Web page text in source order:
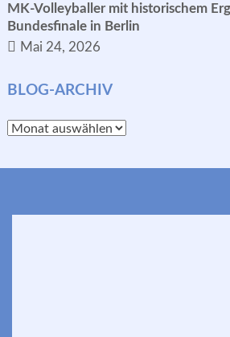
MK-Volleyballer mit historischem
Bundesfinale in Berlin
Mai 24, 2026
BLOG-ARCHIV
Blog-